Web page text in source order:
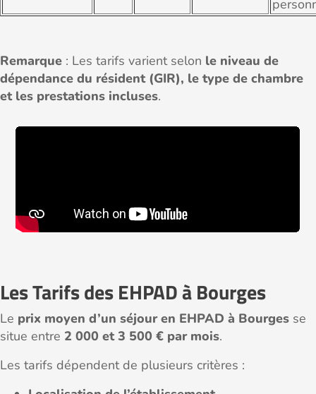
Remarque : Les tarifs varient selon le niveau de
dépendance du résident (GIR), le type de chambre
et les prestations incluses.
Les Tarifs des EHPAD à Bourges
Le prix moyen d’un séjour en EHPAD à Bourges se
situe entre 2 000 et 3 500 € par mois.
Les tarifs dépendent de plusieurs critères :